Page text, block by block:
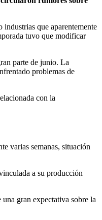
que aparentemente
tuvo que modificar
parte de junio. La
problemas de
con la
varias semanas, situación
a su producción
gran expectativa sobre la